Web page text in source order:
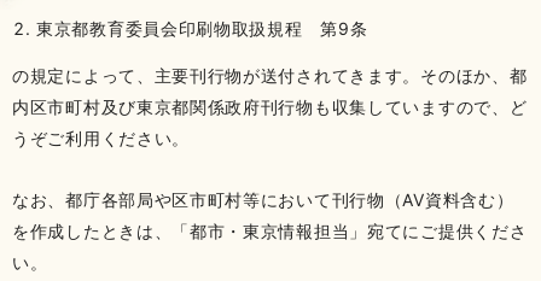
東京都教育委員会印刷物取扱規程 第9条
の規定によって、主要刊行物が送付されてきます。そのほか、都
内区市町村及び東京都関係政府刊行物も収集していますので、ど
うぞご利用ください。
なお、都庁各部局や区市町村等において刊行物（AV資料含む）
を作成したときは、「都市・東京情報担当」宛てにご提供くださ
い。